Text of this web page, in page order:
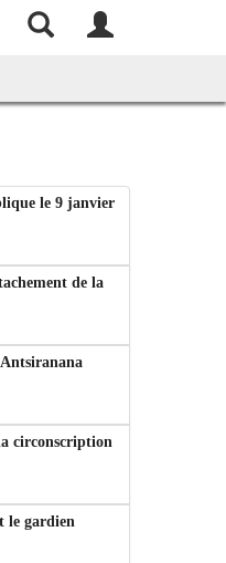
le 9 janvier
de la
circonscription
le gardien